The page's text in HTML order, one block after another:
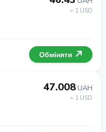
= 1 USD
Обміняти
47.008UAH
= 1 USD